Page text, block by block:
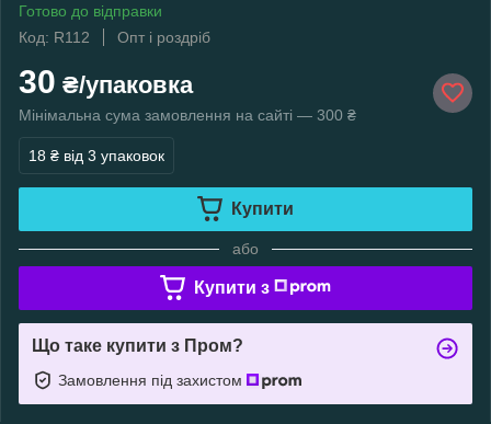
Готово до відправки
Код: R112
Опт і роздріб
30 ₴/упаковка
Мінімальна сума замовлення на сайті — 300 ₴
18 ₴ від 3 упаковок
Купити
або
Купити з
Що таке купити з Пром?
Замовлення під захистом